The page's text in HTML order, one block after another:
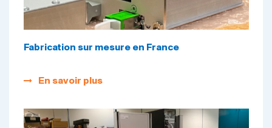
Fabrication sur mesure en France
En savoir plus